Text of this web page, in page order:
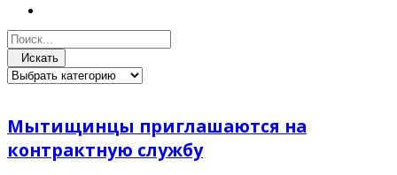
Искать
Мытищинцы приглашаются на
контрактную службу